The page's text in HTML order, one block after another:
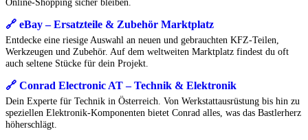
Online-Shopping sicher bleiben.
🔗 eBay – Ersatzteile & Zubehör Marktplatz
Entdecke eine riesige Auswahl an neuen und gebrauchten KFZ-Teilen,
Werkzeugen und Zubehör. Auf dem weltweiten Marktplatz findest du oft
auch seltene Stücke für dein Projekt.
🔗 Conrad Electronic AT – Technik & Elektronik
Dein Experte für Technik in Österreich. Von Werkstattausrüstung bis hin zu
speziellen Elektronik-Komponenten bietet Conrad alles, was das Bastlerherz
höherschlägt.